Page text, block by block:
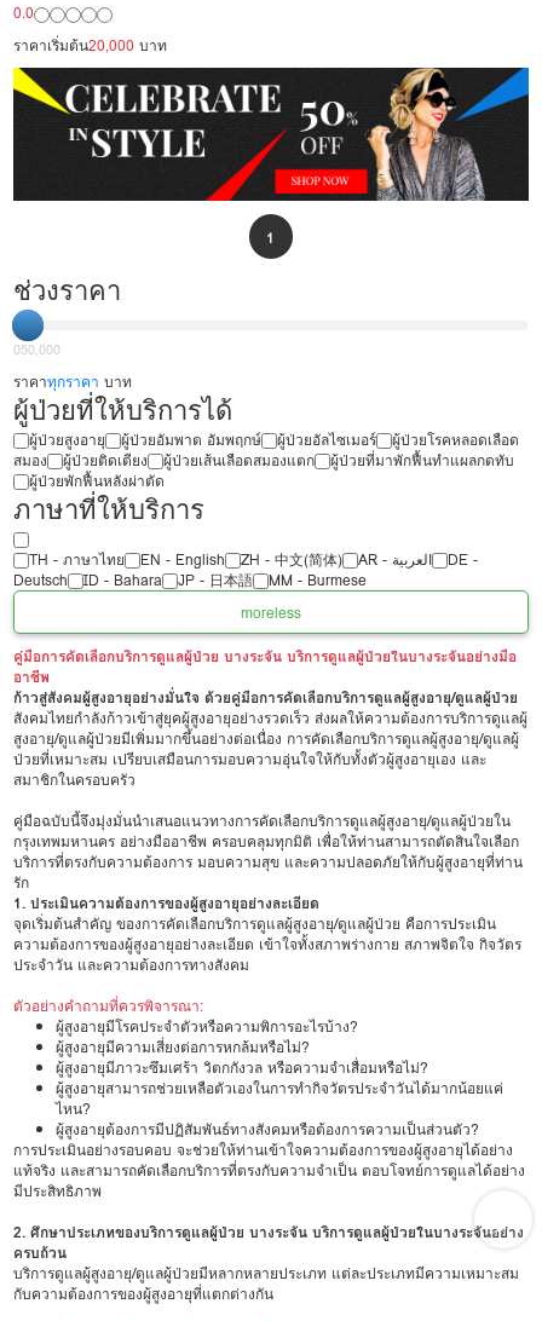
0.0
ราคาเริ่มต้น20,000 บาท
1
ช่วงราคา
050,000
ราคาทุกราคา บาท
ผู้ป่วยที่ให้บริการได้
ผู้ป่วยสูงอายุ ผู้ป่วยอัมพาต อัมพฤกษ์ ผู้ป่วยอัลไซเมอร์
ผู้ป่วยโรคหลอดเลือด
สมอง
ผู้ป่วยติดเตียง ผู้ป่วยเส้นเลือดสมองแตก
ผู้ป่วยที่มาพักฟื้นทำแผลกดทับ
ผู้ป่วยพักฟื้นหลังผ่าตัด
ภาษาที่ให้บริการ
TH - ‏ภาษาไทย EN - English ZH - 中文(简体) ‏AR - ‏العربية‏
DE -
Deutsch
ID - Bahara JP - 日本語
MM - Burmese
moreless
คู่มือการคัดเลือกบริการดูแลผู้ป่วย บางระจัน บริการดูแลผู้ป่วยในบางระจันอย่างมือ
อาชีพ
ก้าวสู่สังคมผู้สูงอายุอย่างมั่นใจ ด้วยคู่มือการคัดเลือกบริการดูแลผู้สูงอายุ/ดูแลผู้ป่วย
สังคมไทยกำลังก้าวเข้าสู่ยุคผู้สูงอายุอย่างรวดเร็ว ส่งผลให้ความต้องการบริการดูแลผู้
สูงอายุ/ดูแลผู้ป่วยมีเพิ่มมากขึ้นอย่างต่อเนื่อง การคัดเลือกบริการดูแลผู้สูงอายุ/ดูแลผู้
ป่วยที่เหมาะสม เปรียบเสมือนการมอบความอุ่นใจให้กับทั้งตัวผู้สูงอายุเอง และ
สมาชิกในครอบครัว
คู่มือฉบับนี้จึงมุ่งมั่นนำเสนอแนวทางการคัดเลือกบริการดูแลผู้สูงอายุ/ดูแลผู้ป่วยใน
กรุงเทพมหานคร อย่างมืออาชีพ ครอบคลุมทุกมิติ เพื่อให้ท่านสามารถตัดสินใจเลือก
บริการที่ตรงกับความต้องการ มอบความสุข และความปลอดภัยให้กับผู้สูงอายุที่ท่าน
รัก
1. ประเมินความต้องการของผู้สูงอายุอย่างละเอียด
จุดเริ่มต้นสำคัญ ของการคัดเลือกบริการดูแลผู้สูงอายุ/ดูแลผู้ป่วย คือการประเมิน
ความต้องการของผู้สูงอายุอย่างละเอียด เข้าใจทั้งสภาพร่างกาย สภาพจิตใจ กิจวัตร
ประจำวัน และความต้องการทางสังคม
ตัวอย่างคำถามที่ควรพิจารณา:
ผู้สูงอายุมีโรคประจำตัวหรือความพิการอะไรบ้าง?
ผู้สูงอายุมีความเสี่ยงต่อการหกล้มหรือไม่?
ผู้สูงอายุมีภาวะซึมเศร้า วิตกกังวล หรือความจำเสื่อมหรือไม่?
ผู้สูงอายุสามารถช่วยเหลือตัวเองในการทำกิจวัตรประจำวันได้มากน้อยแค่
ไหน?
ผู้สูงอายุต้องการมีปฏิสัมพันธ์ทางสังคมหรือต้องการความเป็นส่วนตัว?
การประเมินอย่างรอบคอบ จะช่วยให้ท่านเข้าใจความต้องการของผู้สูงอายุได้อย่าง
แท้จริง และสามารถคัดเลือกบริการที่ตรงกับความจำเป็น ตอบโจทย์การดูแลได้อย่าง
มีประสิทธิภาพ
2. ศึกษาประเภทของบริการดูแลผู้ป่วย บางระจัน บริการดูแลผู้ป่วยในบางระจันอย่าง
ครบถ้วน
บริการดูแลผู้สูงอายุ/ดูแลผู้ป่วยมีหลากหลายประเภท แต่ละประเภทมีความเหมาะสม
กับความต้องการของผู้สูงอายุที่แตกต่างกัน